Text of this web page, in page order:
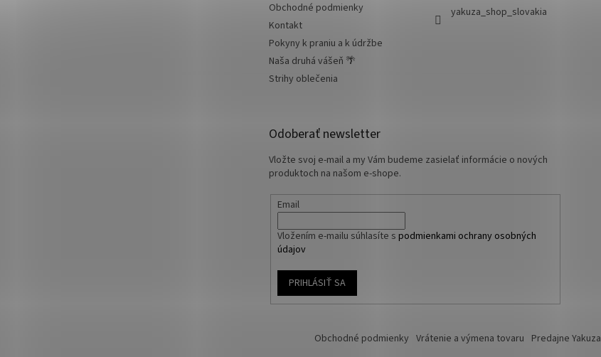
Obchodné podmienky
Kontakt
Pokyny k praniu a k údržbe
Naša druhá vášeň 🌴
Strihy oblečenia
yakuza_shop_slovakia
Odoberať newsletter
Vložte svoj e-mail a my Vám budeme zasielať informácie o nových
produktoch na našom e-shope.
Email
Vložením e-mailu súhlasíte s podmienkami ochrany osobných
údajov
PRIHLÁSIŤ SA
Obchodné podmienky Vrátenie a výmena tovaru Predajne Yakuza